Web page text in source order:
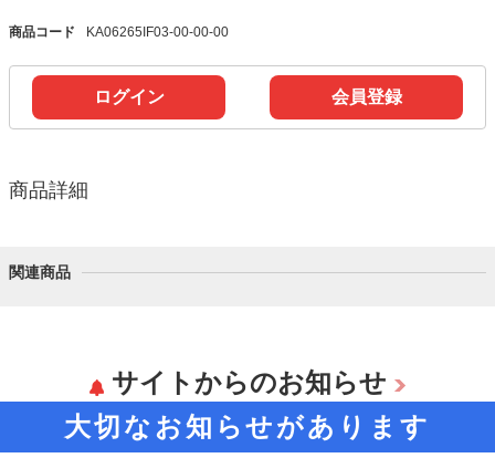
商品コード KA06265IF03-00-00-00
ログイン 会員登録
商品詳細
関連商品
サイトからのお知らせ
大切なお知らせがあります